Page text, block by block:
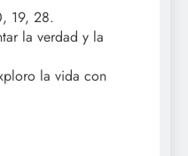
19, 28.
la verdad y la
la vida con